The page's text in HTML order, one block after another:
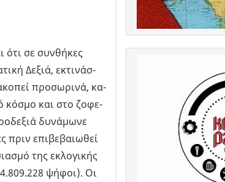
ότι σε συν­θή­κες
Δεξιά, εκτι­νάσ­
προ­σω­ρι­νά, κα­
κόσμο και στο ζο­φε­
δυ­νά­μω­νε
πριν επι­βε­βαιω­θεί
της εκλο­γι­κής
ψήφοι). Οι